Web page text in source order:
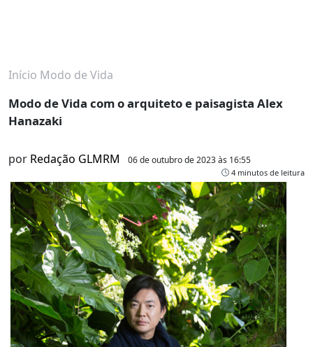
Início Modo de Vida
Modo de Vida com o arquiteto e paisagista Alex
Hanazaki
por Redação GLMRM 06 de outubro de 2023 às 16:55
4 minutos de leitura